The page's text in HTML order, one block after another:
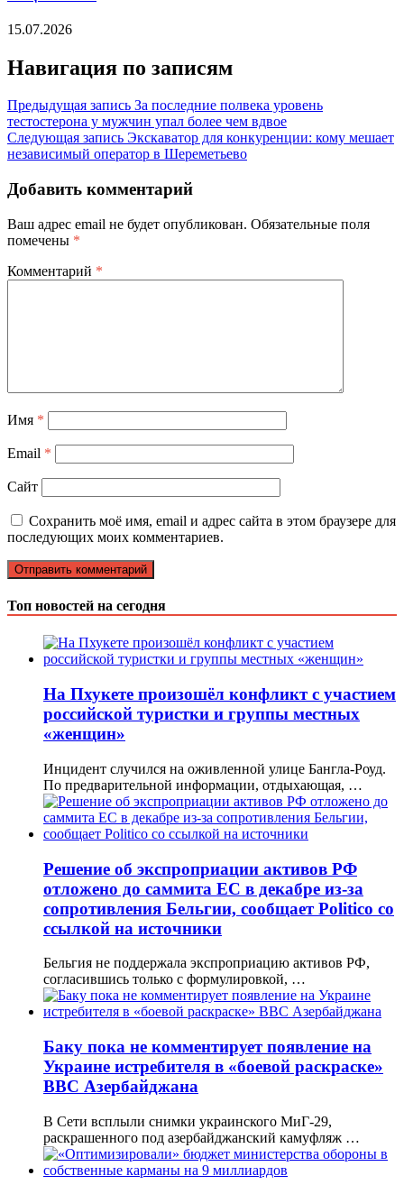
15.07.2026
Навигация по записям
Предыдущая запись За последние полвека уровень
тестостерона у мужчин упал более чем вдвое
Следующая запись Экскаватор для конкуренции: кому мешает
независимый оператор в Шереметьево
Добавить комментарий
Ваш адрес email не будет опубликован. Обязательные поля
помечены *
Комментарий *
Имя *
Email *
Сайт
Сохранить моё имя, email и адрес сайта в этом браузере для
последующих моих комментариев.
Топ новостей на сегодня
На Пхукете произошёл конфликт с участием
российской туристки и группы местных
«женщин»
Инцидент случился на оживленной улице Бангла-Роуд.
По предварительной информации, отдыхающая, …
Решение об экспроприации активов РФ
отложено до саммита ЕС в декабре из-за
сопротивления Бельгии, сообщает Politico со
ссылкой на источники
Бельгия не поддержала экспроприацию активов РФ,
согласившись только с формулировкой, …
Баку пока не комментирует появление на
Украине истребителя в «боевой раскраске»
ВВС Азербайджана
В Сети всплыли снимки украинского МиГ-29,
раскрашенного под азербайджанский камуфляж …